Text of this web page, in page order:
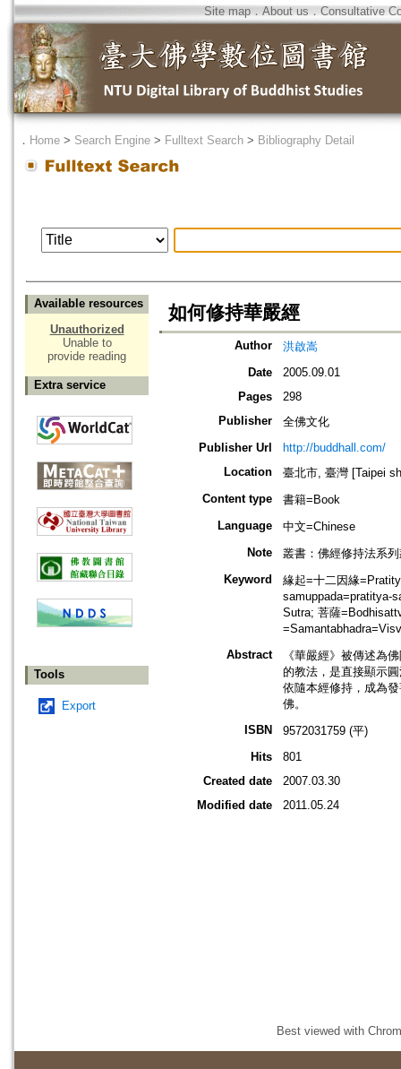
Site map．About us ． Consultative
． Home > Search Engine > Fulltext Search > Bibliography Detail
Available resources
Unauthorized
Unable to
provide reading
Extra service
Tools
Export
如何修持華嚴經
Author
洪啟嵩
Date
2005.09.01
Pages
298
Publisher
全佛文化
Publisher Url
http://buddhall.com/
Location
臺北市, 臺灣 [Taipei
Content type
書籍=Book
Language
中文=Chinese
Note
叢書：佛經修持法系
Keyword
緣起=十二因緣
samuppada=pratitya-
Sutra; 菩薩
Abstract
《華嚴經》被傳述為
的教法，是直接顯示
依隨本經修持，成為
佛。
ISBN
9572031759 (平)
Hits
801
Created date
2007.03.30
Modified date
2011.05.24
Best viewed with